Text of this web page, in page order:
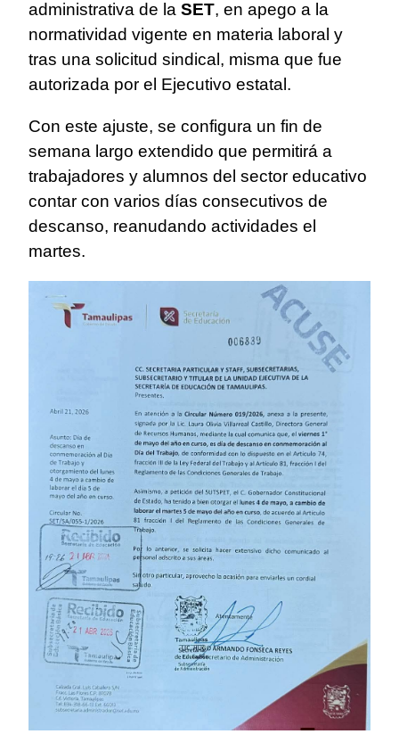
administrativa de la SET, en apego a la
normatividad vigente en materia laboral y
tras una solicitud sindical, misma que fue
autorizada por el Ejecutivo estatal.
Con este ajuste, se configura un fin de
semana largo extendido que permitirá a
trabajadores y alumnos del sector educativo
contar con varios días consecutivos de
descanso, reanudando actividades el
martes.